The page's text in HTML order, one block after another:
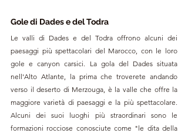
Gole di Dades e del Todra
Le valli di Dades e del Todra offrono alcuni dei
paesaggi più spettacolari del Marocco, con le loro
gole e canyon carsici. La gola del Dades situata
nell'Alto Atlante, la prima che troverete andando
verso il deserto di Merzouga, è la valle che offre la
maggiore varietà di paesaggi e la più spettacolare.
Alcuni dei suoi luoghi più straordinari sono le
formazioni rocciose conosciute come "le dita della